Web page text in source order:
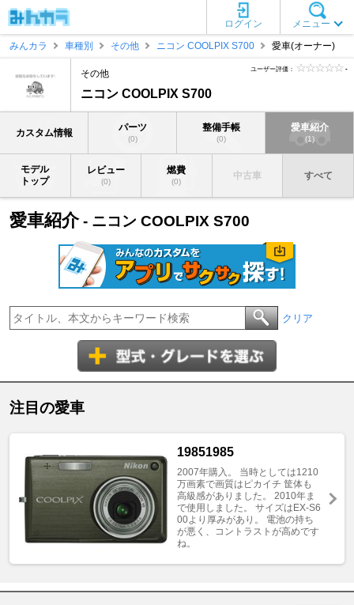
メニュー
ログイン
みんカラ
車種別 その他 ニコン COOLPIX S700 愛車(オーナー)
その他
ニコン COOLPIX S700
ユーザー評価： -
カスタム情報 パーツ
(0)
整備手帳
(0)
愛車紹介
(1)
モデル
トップ
レビュー
(0)
燃費
(0)
中古車 すべて
愛車紹介- ニコン COOLPIX S700
クリア
注目の愛車
19851985
2007年購入。 当時としては1210
万画素で画質はピカイチ 筐体も
高級感がありました。 2010年ま
で使用しました。 サイズはEX-S6
00より厚みがあり。 電池の持ち
が悪く、コントラストが高めです
ね。